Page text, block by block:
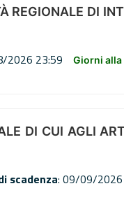
REGIONALE DI
2026 23:59 Giorni alla
DI CUI AGLI
scadenza: 09/09/2026